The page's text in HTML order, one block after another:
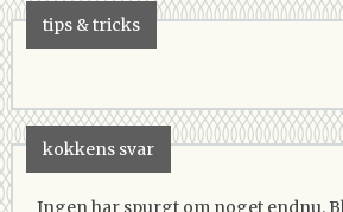
tips & tricks
kokkens svar
Ingen har spurgt om noget endnu.